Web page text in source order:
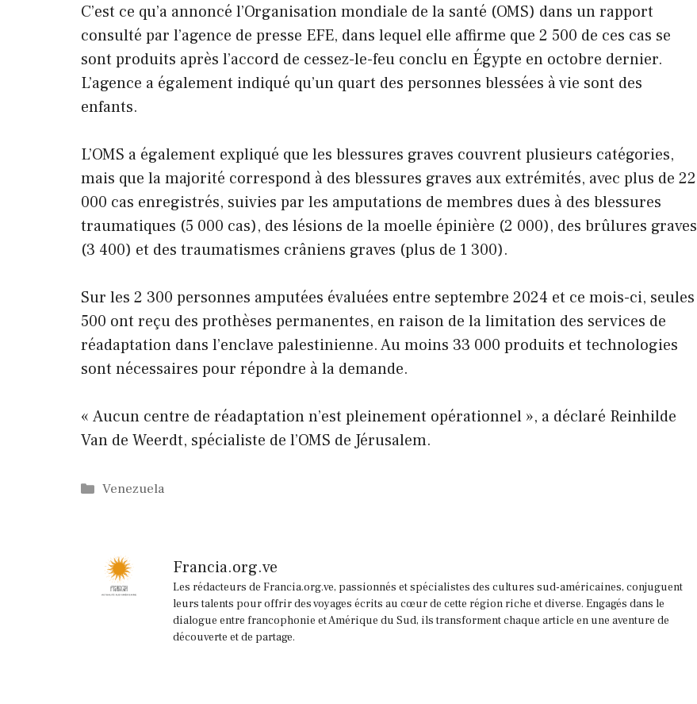
C’est ce qu’a annoncé l’Organisation mondiale de la santé (OMS) dans un rapport
consulté par l’agence de presse EFE, dans lequel elle affirme que 2 500 de ces cas se
sont produits après l’accord de cessez-le-feu conclu en Égypte en octobre dernier.
L’agence a également indiqué qu’un quart des personnes blessées à vie sont des
enfants.
L’OMS a également expliqué que les blessures graves couvrent plusieurs catégories,
mais que la majorité correspond à des blessures graves aux extrémités, avec plus de 22
000 cas enregistrés, suivies par les amputations de membres dues à des blessures
traumatiques (5 000 cas), des lésions de la moelle épinière (2 000), des brûlures graves
(3 400) et des traumatismes crâniens graves (plus de 1 300).
Sur les 2 300 personnes amputées évaluées entre septembre 2024 et ce mois-ci, seules
500 ont reçu des prothèses permanentes, en raison de la limitation des services de
réadaptation dans l’enclave palestinienne. Au moins 33 000 produits et technologies
sont nécessaires pour répondre à la demande.
« Aucun centre de réadaptation n’est pleinement opérationnel », a déclaré Reinhilde
Van de Weerdt, spécialiste de l’OMS de Jérusalem.
Catégories
Venezuela
Francia.org.ve
Les rédacteurs de Francia.org.ve, passionnés et spécialistes des cultures sud-américaines, conjuguent
leurs talents pour offrir des voyages écrits au cœur de cette région riche et diverse. Engagés dans le
dialogue entre francophonie et Amérique du Sud, ils transforment chaque article en une aventure de
découverte et de partage.